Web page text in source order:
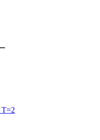
T=2